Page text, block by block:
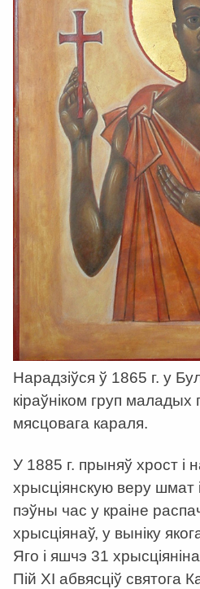
Нарадзіўся ў 1865 г. у
кіраўніком груп
мясцовага караля.
У 1885 г. прыняў хрост і
хрысціянскую веру
пэўны час у краіне
хрысціянаў, у выніку
Яго і яшчэ 31
Пій ХІ абвясціў святога